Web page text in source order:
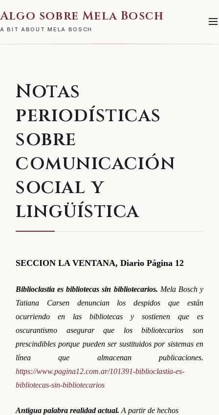
Algo sobre Mela Bosch
A BIT ABOUT MELA BOSCH
Notas
periodísticas
sobre
comunicación
social y
lingüística
SECCION LA VENTANA, Diario Página 12
Biblioclastia es bibliotecas sin bibliotecarios. Mela Bosch y
Tatiana Carsen denuncian los despidos que están
ocurriendo en las bibliotecas y sostienen que es
oscurantismo asegurar que los bibliotecarios son
prescindibles porque pueden ser sustituidos por sistemas en
línea que almacenan publicaciones.
https://www.pagina12.com.ar/101391-biblioclastia-es-
bibliotecas-sin-bibliotecarios
Antigua palabra realidad actual. A partir de hechos